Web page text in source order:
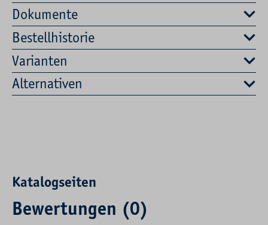
Dokumente
Bestellhistorie
Varianten
Alternativen
Katalogseiten
Bewertungen (0)